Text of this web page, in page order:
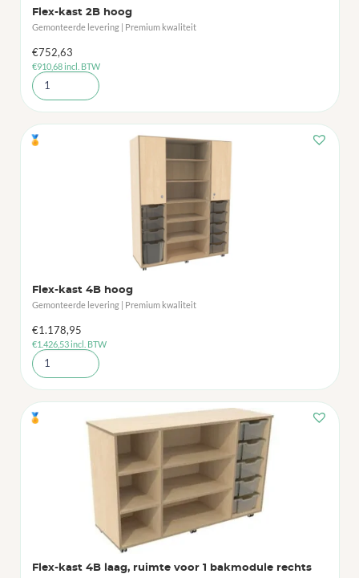
Flex-kast 2B hoog
Gemonteerde levering | Premium kwaliteit
€752,63
€910,68incl. BTW
🏅
Flex-kast 4B hoog
Gemonteerde levering | Premium kwaliteit
€1.178,95
€1.426,53incl. BTW
🏅
Flex-kast 4B laag, ruimte voor 1 bakmodule rechts